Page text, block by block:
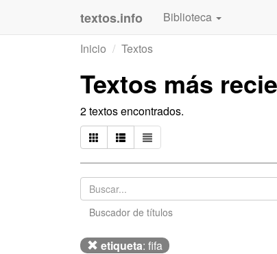
textos.info Biblioteca
Inicio
Textos
Textos más
2 textos encontrados.
Buscador de títulos
etiqueta: fifa